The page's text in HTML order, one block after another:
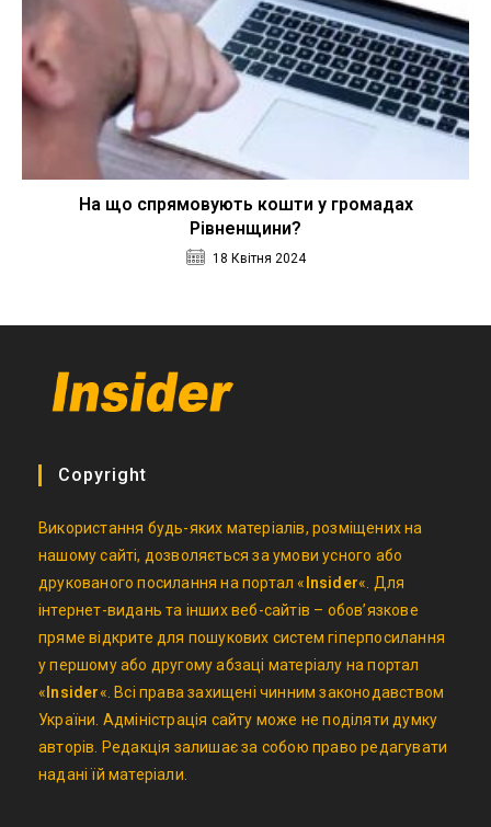
На що спрямовують кошти у громадах
Рівненщини?
18 Квітня 2024
Copyright
Використання будь-яких матеріалів, розміщених на
нашому сайті, дозволяється за умови усного або
друкованого посилання на портал « Insider«. Для
інтернет-видань та інших веб-сайтів – обов’язкове
пряме відкрите для пошукових систем гіперпосилання
у першому або другому абзаці матеріалу на портал
« Insider«. Всі права захищені чинним законодавством
України. Адміністрація сайту може не поділяти думку
авторів. Редакція залишає за собою право редагувати
надані їй матеріали.